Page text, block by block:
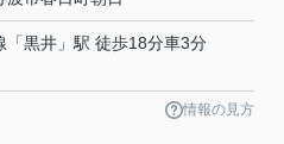
「黒井 」駅 徒歩18分車3分
情報の見方